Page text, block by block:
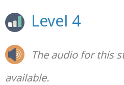
Level 4
The audio for this
available.